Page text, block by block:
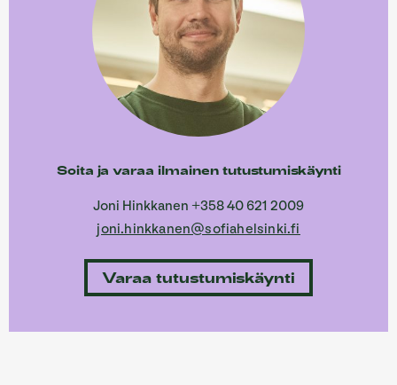
Soita ja varaa ilmainen tutustumiskäynti
Joni Hinkkanen +358 40 621 2009
joni.hinkkanen@sofiahelsinki.fi
Varaa tutustumiskäynti